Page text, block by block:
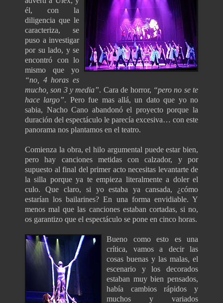
él, con la
diligencia que le
caracteriza, se
puso a investigar
por su lado, y se
encontró con lo
mismo que yo
“no, 4 horas es
mucho, son 3 y media”. Cara de horror, “pero no se te
hace largo”. Pero fue mas allá, un dato que yo no
sabia, Nacho Cano abandonó el proyecto porque la
duración del espectáculo le parecía excesiva… con este
panorama nos plantamos en el teatro.
Comienza la obra, el hilo argumental puede estar bien,
pero hay canciones metidas con calzador, y por
supuesto al final del primer acto necesitas levantarte de
la silla porque ya te empieza literalmente a doler el
culo. Que claro, si yo estaba ya cansada, ¿cómo
estarían los bailarines? En una forma envidiable. Y
menos mal que las canciones estaban cortadas, si no,
os garantizo que el espectáculo se pone en cinco horas.
Bueno como esto es una
crítica, vamos a decir las
cosas buenas y las malas, el
escenario y los decorados
estaban muy bien pensados,
había cambios rápidos y
muchos y variados